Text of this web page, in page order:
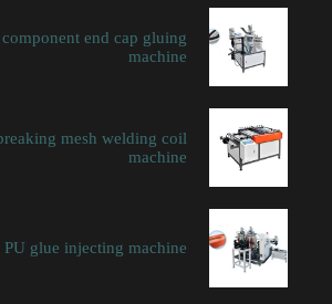
end cap gluing
machine
mesh welding coil
machine
glue injecting machine